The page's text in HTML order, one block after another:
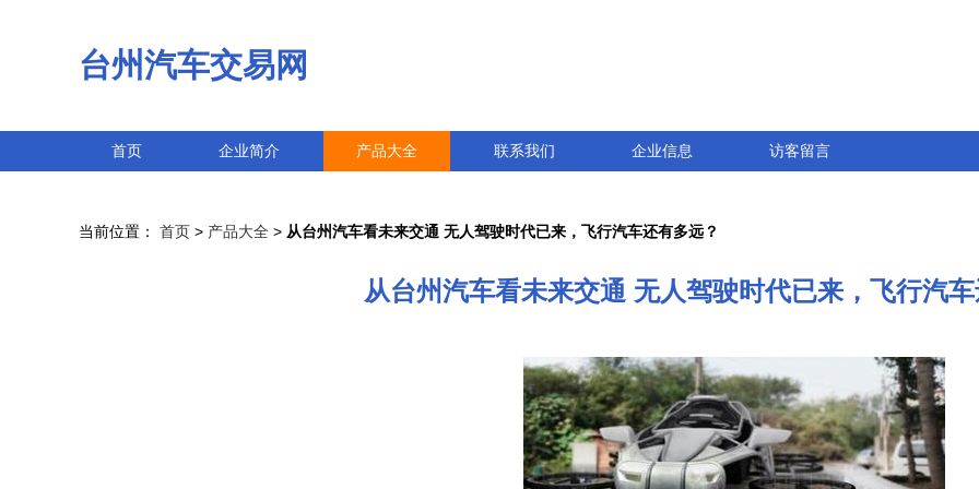
台州汽车交易网
首页 企业简介 产品大全 联系我们 企业信息 访客留言
当前位置： 首页 > 产品大全 > 从台州汽车看未来交通 无人驾驶时代已来，飞行汽车还有多远？
从台州汽车看未来交通 无人驾驶时代已来，飞行汽车